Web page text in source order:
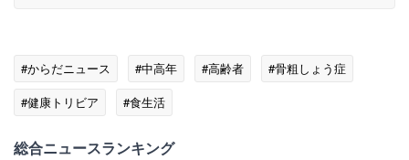
#からだニュース #中高年 #高齢者
#骨粗しょう症
#健康トリビア
#食生活
総合ニュースランキング